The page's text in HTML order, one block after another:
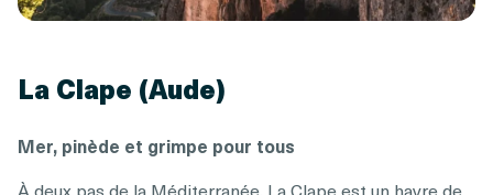
La Clape (Aude)
Mer, pinède et grimpe pour tous
À deux pas de la Méditerranée, La Clape est un havre de